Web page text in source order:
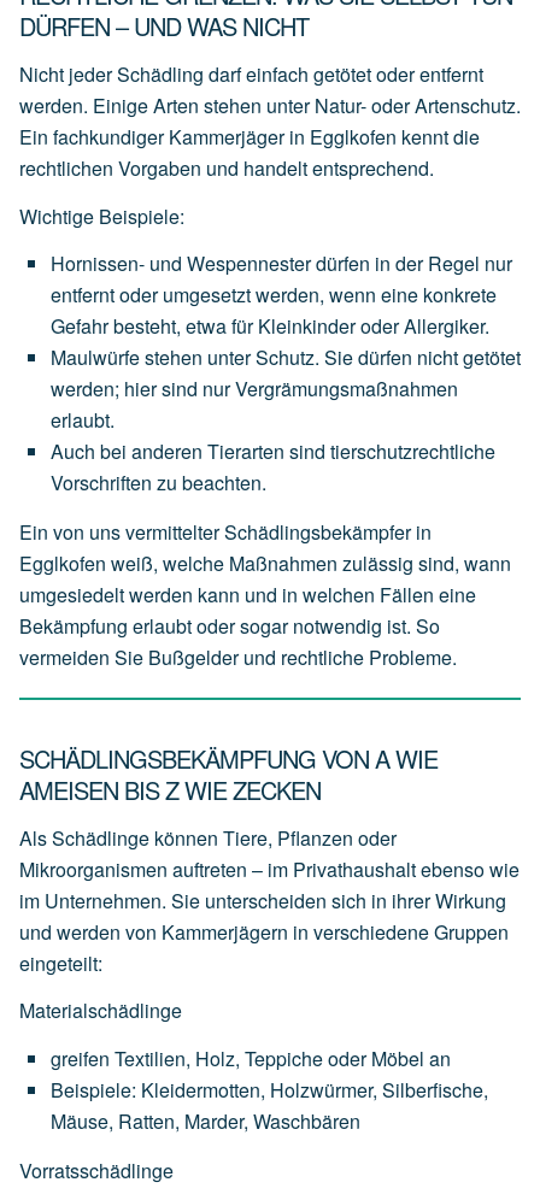
DÜRFEN – UND WAS NICHT
Nicht jeder Schädling darf einfach getötet oder entfernt
werden. Einige Arten stehen unter Natur- oder Artenschutz.
Ein fachkundiger Kammerjäger in Egglkofen kennt die
rechtlichen Vorgaben und handelt entsprechend.
Wichtige Beispiele:
Hornissen- und Wespennesterdürfen in der Regel nur
entferntoder umgesetztwerden, wenn eine konkrete
Gefahrbesteht, etwafür KleinkinderoderAllergiker.
Maulwürfestehen unterSchutz. Siedürfen nichtgetötet
werden; hiersind nurVergrämungsmaßnahmen
erlaubt.
Auch bei anderen Tierarten sind tierschutzrechtliche
Vorschriften zu beachten.
Ein von uns vermittelter Schädlingsbekämpfer in
Egglkofen weiß, welche Maßnahmen zulässig sind, wann
umgesiedelt werden kann und in welchen Fällen eine
Bekämpfung erlaubt oder sogar notwendig ist. So
vermeiden Sie Bußgelder und rechtliche Probleme.
SCHÄDLINGSBEKÄMPFUNG VON A WIE
AMEISEN BIS Z WIE ZECKEN
Als Schädlinge können Tiere, Pflanzen oder
Mikroorganismen auftreten – im Privathaushalt ebenso wie
im Unternehmen. Sie unterscheiden sich in ihrer Wirkung
und werden von Kammerjägern in verschiedene Gruppen
eingeteilt:
Materialschädlinge
greifen Textilien, Holz, Teppicheoder Möbel an
Beispiele: Kleidermotten, Holzwürmer, Silberfische,
Mäuse, Ratten, Marder, Waschbären
Vorratsschädlinge